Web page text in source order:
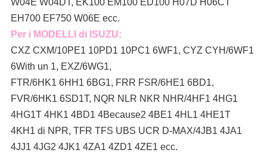
W04E W04DT, EK100 EM100 ED100 H07D H06CT
EH700 EF750 W06E ecc.
Per i MODELLI di ISUZU:
CXZ CXM/10PE1 10PD1 10PC1 6WF1, CYZ CYH/6WF1
6With un 1, EXZ/6WG1,
FTR/6HK1 6HH1 6BG1, FRR FSR/6HE1 6BD1,
FVR/6HK1 6SD1T, NQR NLR NKR NHR/4HF1 4HG1
4HG1T 4HK1 4BD1 4Because2 4BE1 4HL1 4HE1T
4KH1 di NPR, TFR TFS UBS UCR D-MAX/4JB1 4JA1
4JJ1 4JG2 4JK1 4ZA1 4ZD1 4ZE1 ecc.